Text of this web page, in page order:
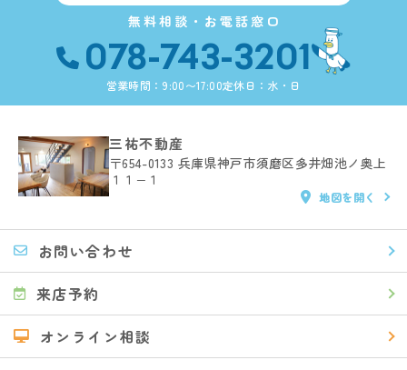
無料相談・お電話窓口
078-743-3201
営業時間：9:00〜17:00定休日：水・日
三祐不動産
〒654-0133 兵庫県神戸市須磨区多井畑池ノ奥上
１１−１
地図を開く
お問い合わせ
来店予約
オンライン相談